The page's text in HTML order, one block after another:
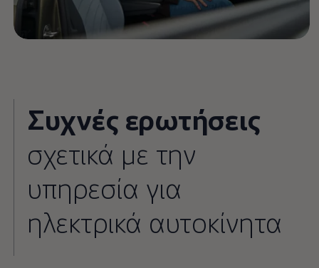
Συχνές ερωτήσεις
σχετικά με την
υπηρεσία για
ηλεκτρικά αυτοκίνητα